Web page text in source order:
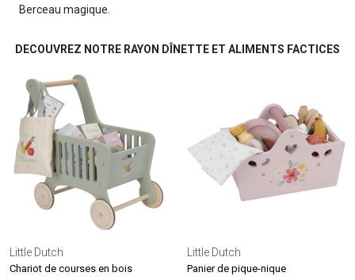
Berceau magique.
DECOUVREZ NOTRE RAYON DÎNETTE ET ALIMENTS FACTICES
Little Dutch
Chariot de courses en bois
Little Dutch
Panier de pique-nique